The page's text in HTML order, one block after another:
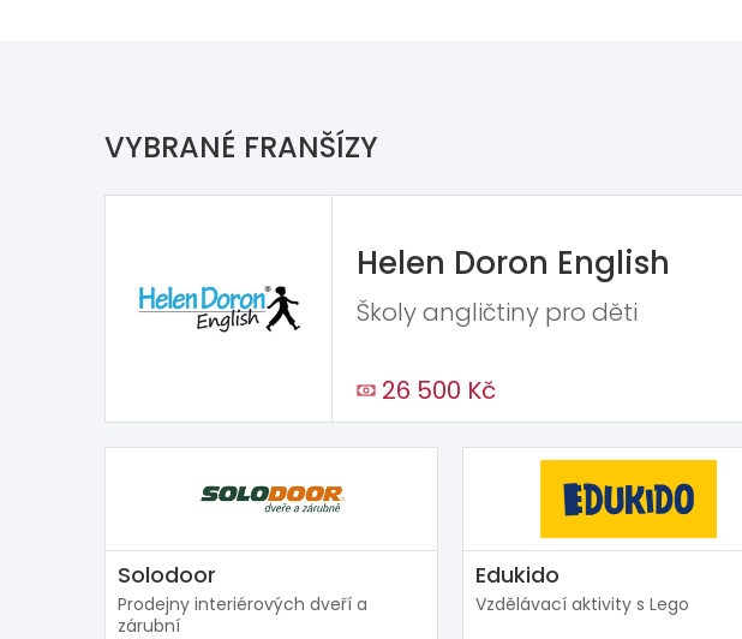
VYBRANÉ FRANŠÍZY
Helen Doron English
Školy angličtiny pro děti
26 500 Kč
Solodoor
Prodejny interiérových dveří a
zárubní
Edukido
Vzdělávací aktivity s Lego